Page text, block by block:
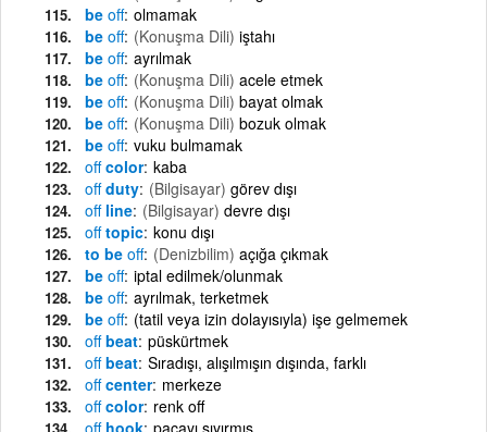
be off olmamak
be off (Konuşma Dili) iştahı
be off ayrılmak
be off (Konuşma Dili) acele etmek
be off (Konuşma Dili) bayat olmak
be off (Konuşma Dili) bozuk olmak
be off vuku bulmamak
offcolor kaba
offduty (Bilgisayar) görev dışı
offline (Bilgisayar) devre dışı
offtopic konu dışı
to be off (Denizbilim) açığa çıkmak
be off iptal edilmek/olunmak
be off ayrılmak, terketmek
be off (tatil veya izin dolayısıyla) işe gelmemek
offbeat püskürtmek
offbeat Sıradışı, alışılmışın dışında, farklı
offcenter merkeze
offcolor renk off
offhook paçayı sıyırmış